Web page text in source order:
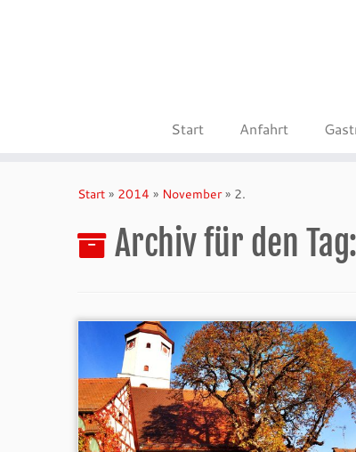
Start Anfahrt
Start » 2014 » November » 2.
Archiv für den Tag: